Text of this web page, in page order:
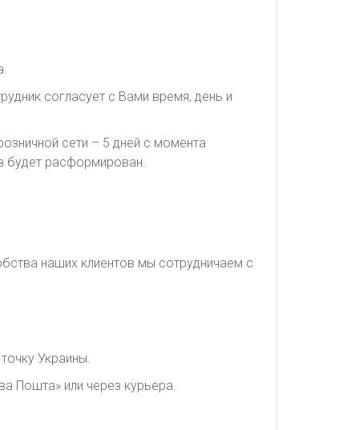
согласует с Вами время, день и
сети – 5 дней с момента
будет расформирован.
наших клиентов мы сотрудничаем с
Украины.
Пошта» или через курьера.